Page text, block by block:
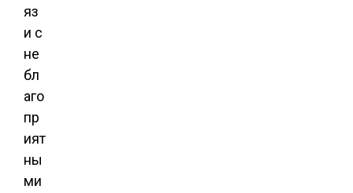
яз
и с
не
бл
аго
пр
ият
ны
ми